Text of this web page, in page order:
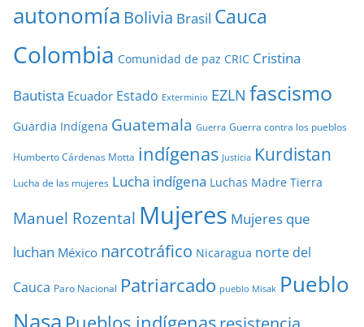
autonomía Bolivia Brasil Cauca
Colombia Comunidad de paz CRIC Cristina
Bautista Ecuador Estado Exterminio EZLN fascismo
Guardia Indígena Guatemala Guerra Guerra contra los pueblos
Humberto Cárdenas Motta indígenas Justicia Kurdistan
Lucha de las mujeres Lucha indígena Luchas Madre Tierra
Manuel Rozental Mujeres Mujeres que
luchan México narcotráfico Nicaragua norte del
Cauca Paro Nacional Patriarcado pueblo Misak Pueblo